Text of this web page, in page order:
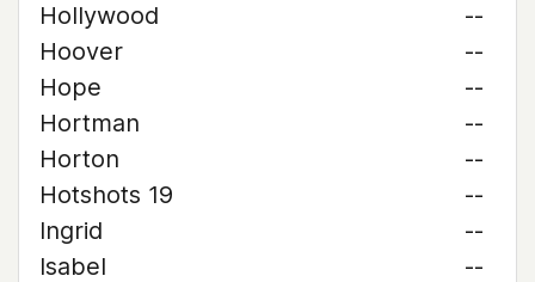
Hollywood
--
Hoover
--
Hope
--
Hortman
--
Horton
--
Hotshots 19
--
Ingrid
--
Isabel
--